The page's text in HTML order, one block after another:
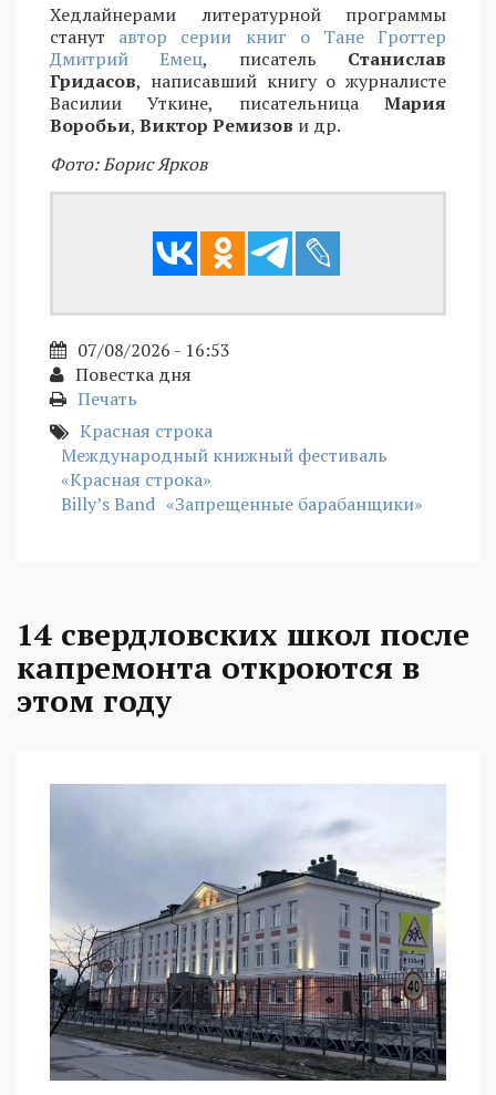
Хедлайнерами литературной программы
станут автор серии книг о Тане Гроттер
Дмитрий Емец, писатель Станислав
Гридасов, написавший книгу о журналисте
Василии Уткине, писательница Мария
Воробьи, Виктор Ремизов и др.
Фото: Борис Ярков
07/08/2026 - 16:53
Повестка дня
Печать
Красная строка
Международный книжный фестиваль
«Красная строка»
Billy’s Band «Запрещенные барабанщики»
14 свердловских школ после
капремонта откроются в
этом году